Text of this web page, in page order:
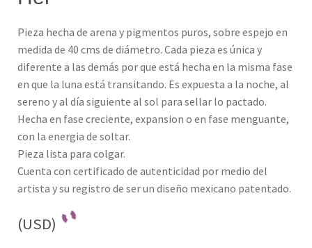
Pieza hecha de arena y pigmentos puros, sobre espejo en
medida de 40 cms de diámetro. Cada pieza es única y
diferente a las demás por que está hecha en la misma fase
en que la luna está transitando. Es expuesta a la noche, al
sereno y al día siguiente al sol para sellar lo pactado.
Hecha en fase creciente, expansion o en fase menguante,
con la energia de soltar.
Pieza lista para colgar.
Cuenta con certificado de autenticidad por medio del
artista y su registro de ser un diseño mexicano patentado.
(USD)